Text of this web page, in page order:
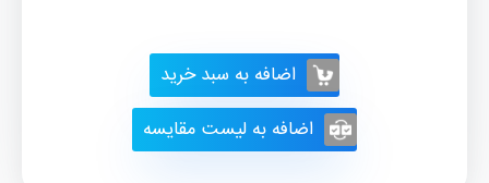
اضافه به سبد خرید
اضافه به لیست مقایسه